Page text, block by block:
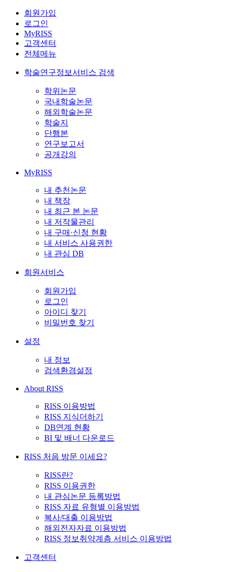
회원가입
로그인
MyRISS
고객센터
전체메뉴
학술연구정보서비스 검색
학위논문
국내학술논문
해외학술논문
학술지
단행본
연구보고서
공개강의
MyRISS
내 추천논문
내 책장
내 최근 본 논문
내 저작물관리
내 구매·신청 현황
내 서비스 사용권한
내 관심 DB
회원서비스
회원가입
로그인
아이디 찾기
비밀번호 찾기
설정
내 정보
검색환경설정
About RISS
RISS 이용방법
RISS 지식더하기
DB연계 현황
BI 및 배너 다운로드
RISS 처음 방문 이세요?
RISS란?
RISS 이용권한
내 관심논문 등록방법
RISS 자료 유형별 이용방법
복사/대출 이용방법
해외전자자료 이용방법
RISS 정보취약계층 서비스 이용방법
고객센터